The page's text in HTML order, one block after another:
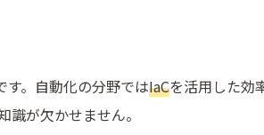
。自動化の分野ではIaCを活用した効
が欠かせません。